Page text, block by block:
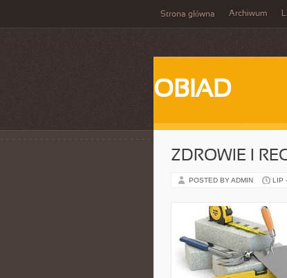
Strona główna Archiwum
OBIAD
ZDROWIE I
POSTED BY ADMIN LIP